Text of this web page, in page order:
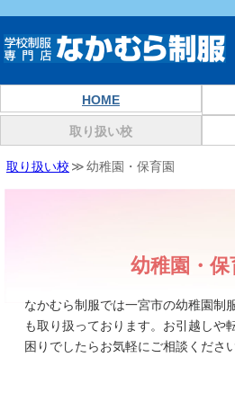
HOME
取り扱い校
取り扱い校 幼稚園・保育園
幼稚園・保
なかむら制服では一宮市の幼稚園制
も取り扱っております。お引越しや
困りでしたらお気軽にご相談くださ